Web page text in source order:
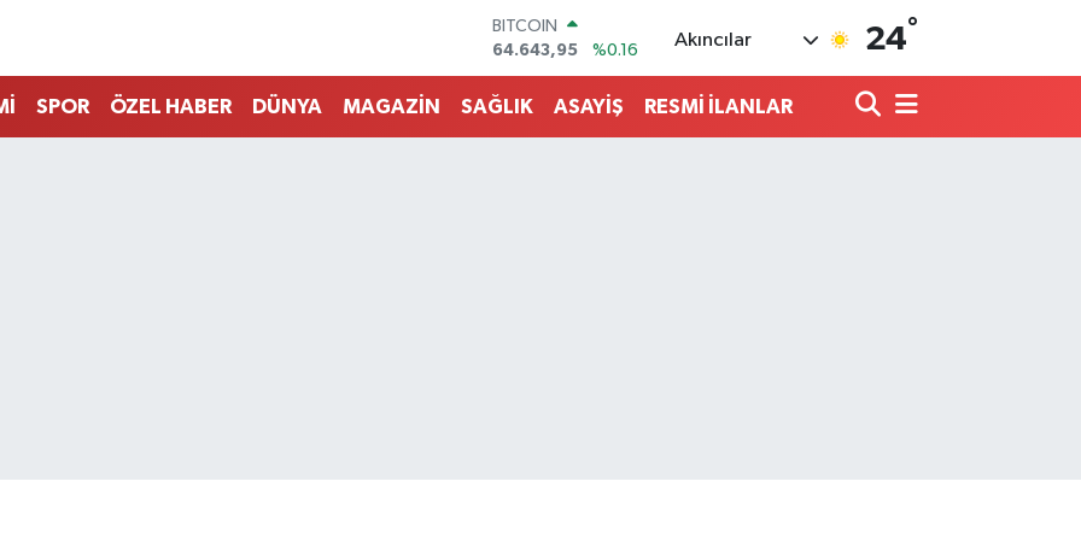
DOLAR
47,6006
%0.06
EURO
55,0250
%0.02
Akıncılar 24°
SPOR ÖZEL HABER DÜNYA MAGAZİN SAĞLIK ASAYİŞ RESMİ İLANLAR